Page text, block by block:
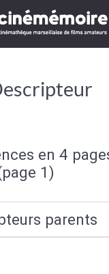
en 4
1)
parents